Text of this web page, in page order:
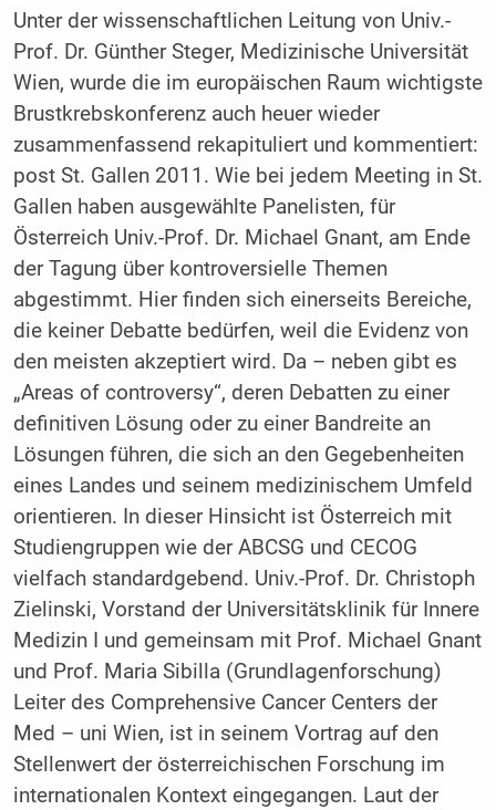
Unter der wissenschaftlichen Leitung von Univ.-
Prof. Dr. Günther Steger, Medizinische Universität
Wien, wurde die im europäischen Raum wichtigste
Brustkrebskonferenz auch heuer wieder
zusammenfassend rekapituliert und kommentiert:
post St. Gallen 2011. Wie bei jedem Meeting in St.
Gallen haben ausgewählte Panelisten, für
Österreich Univ.-Prof. Dr. Michael Gnant, am Ende
der Tagung über kontroversielle Themen
abgestimmt. Hier finden sich einerseits Bereiche,
die keiner Debatte bedürfen, weil die Evidenz von
den meisten akzeptiert wird. Da – neben gibt es
„Areas of controversy“, deren Debatten zu einer
definitiven Lösung oder zu einer Bandreite an
Lösungen führen, die sich an den Gegebenheiten
eines Landes und seinem medizinischem Umfeld
orientieren. In dieser Hinsicht ist Österreich mit
Studiengruppen wie der ABCSG und CECOG
vielfach standardgebend. Univ.-Prof. Dr. Christoph
Zielinski, Vorstand der Universitätsklinik für Innere
Medizin I und gemeinsam mit Prof. Michael Gnant
und Prof. Maria Sibilla (Grundlagenforschung)
Leiter des Comprehensive Cancer Centers der
Med – uni Wien, ist in seinem Vortrag auf den
Stellenwert der österreichischen Forschung im
internationalen Kontext eingegangen. Laut der